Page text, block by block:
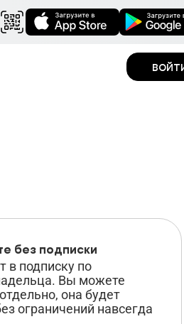
без подписки
в подписку по
Вы можете
она будет
ограничений навсегда